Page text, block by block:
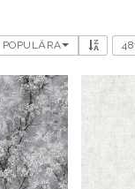
POPULÄRA 48